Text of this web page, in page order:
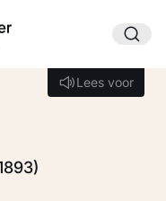
Lees voor
Lees voor